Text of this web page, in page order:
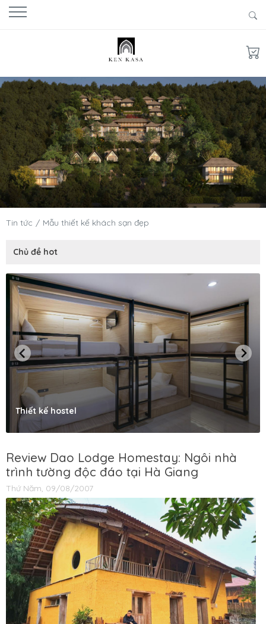
Tin tức Mẫu thiết kế khách sạn đẹp
Chủ đề hot
Thiết kế hostel
Review Dao Lodge Homestay: Ngôi nhà
trình tường độc đáo tại Hà Giang
Thứ Năm, 09/08/2007